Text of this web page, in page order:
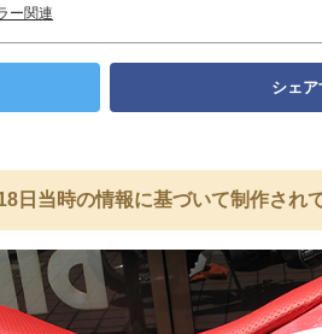
ー関連
シェア
日当時の情報に基づいて制作され